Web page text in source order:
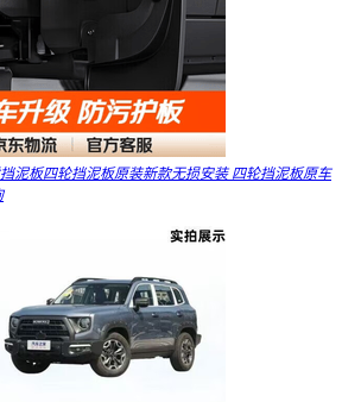
泥板四轮挡泥板原装新款无损安装 四轮挡泥板原车